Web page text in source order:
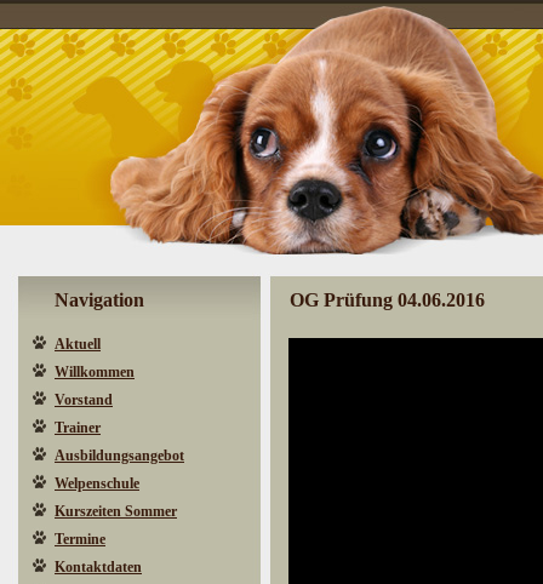
Navigation
Aktuell
Willkommen
Vorstand
Trainer
Ausbildungsangebot
Welpenschule
Kurszeiten Sommer
Termine
Kontaktdaten
OG Prüfung 04.06.2016